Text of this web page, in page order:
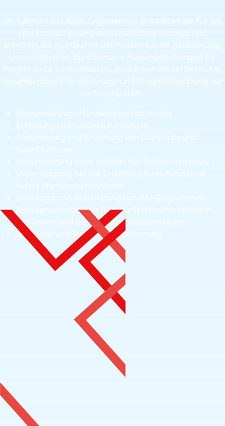
Im Rahmen des Basic-Engineerings erarbeiten wir für Sie
ein technisches und wirtschaftliches Konzept und
ermitteln die zu erwartenden Kosten für die Realisierung.
Unser Ziel ist es, durch unsere Planungsleistungen Ihr
Projekt so zu konkretisieren, dass Ihnen ein verbindlicher
Gesamtentwurf für die Anlage und Projektabwicklung zur
Verfügung steht.
Vorauswahl von Hardwarekomponenten
Erstellung von Kostenschätzungen
Abstimmung und Erstellung von Standards und
Spezifikationen
Unterstützung beim elektrischen Explosionsschutz
Unterstützung bei der Erstellung Ihres Functional
Safety Managementsystems
Erstellung und Bearbeitung von R&I-Diagrammen
Konzeptausarbeitung für Ihre Systemarchitektur im
Leitsystem und den Sicherheitssteuerungen
Spezifizierung Ihrer Instrumentierung